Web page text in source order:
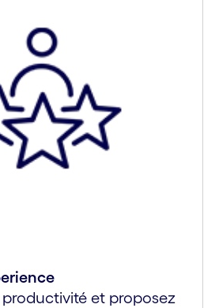
et proposez